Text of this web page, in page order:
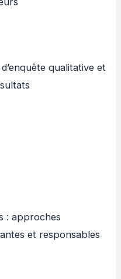
qualitative et
: approches
et responsables